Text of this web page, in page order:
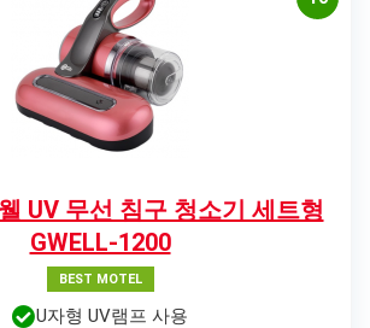
UV 무선 침구 청소기 세트형
GWELL-1200
BEST MOTEL
U자형 UV램프 사용